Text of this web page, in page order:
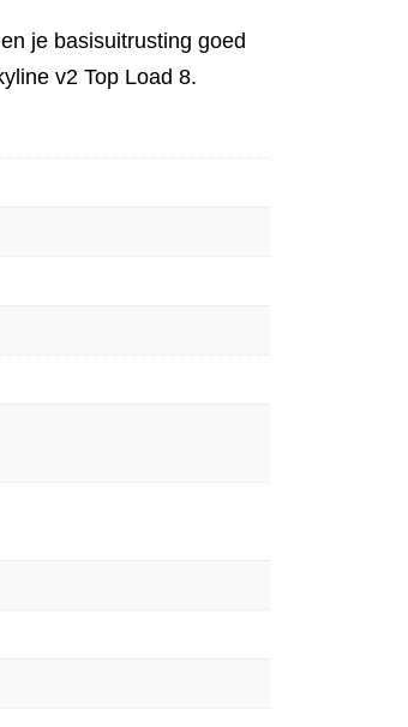
je basisuitrusting goed
v2 Top Load 8.